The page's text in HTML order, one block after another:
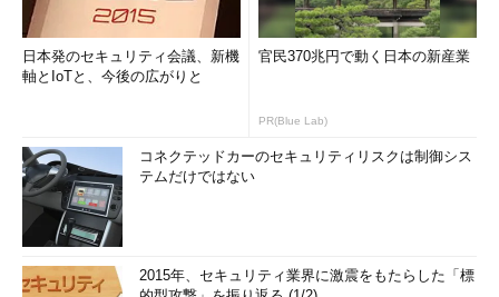
日本発のセキュリティ会議、新機
軸とIoTと、今後の広がりと
官民370兆円で動く日本の新産業
PR(Blue Lab)
コネクテッドカーのセキュリティリスクは制御シス
テムだけではない
2015年、セキュリティ業界に激震をもたらした「標